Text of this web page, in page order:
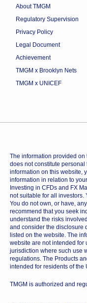
About TMGM
Regulatory Supervision
Privacy Policy
Legal Document
Achievement
TMGM x Brooklyn Nets
TMGM x UNICEF
The information provided
does not constitute
information on this website,
information in relation to
Investing in CFDs and FX
not suitable for all investors.
You do not own, or have,
recommend that you seek
understand the risks
and consider the disclosure
listed on the website. The
website are not intended for
jurisdiction where such use
regulations. The Products
intended for residents of the
TMGM is authorized and